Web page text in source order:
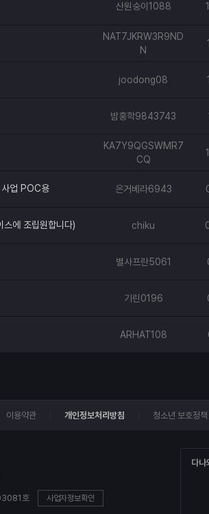
산원숭이1088
NAT7JKRW3R9ND
N
joodong08
밤홍학9843743
KA7Y9QGSWMR7
CQ
업 POC용 은거베라6943
에 조립원합니다) chiku
별사프란5061
기린0196
ARHAT108
이용약관 개인정보처리방침 청소년 보호정책
호 사업자정보확인
다나